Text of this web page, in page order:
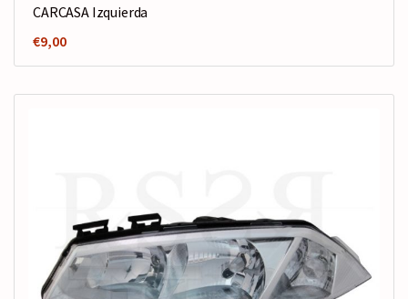
CARCASA Izquierda
€9,00